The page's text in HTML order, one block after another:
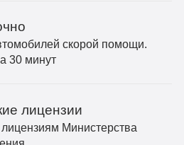
скорой помощи.
30 минут
лицензии
Министерства